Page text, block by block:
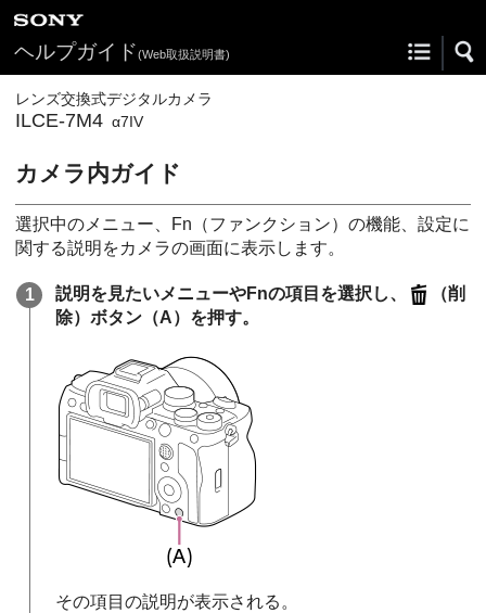
ヘルプガイド(Web取扱説明書)
レンズ交換式デジタルカメラ
ILCE-7M4 α7IV
カメラ内ガイド
選択中のメニュー、 Fn （ファンクション）の機能、設定に
関する説明をカメラの画面に表示します。
説明を見たいメニューやFnの項目を選択し、
（削
除）ボタン （A） を押す。
その項目の説明が表示される。